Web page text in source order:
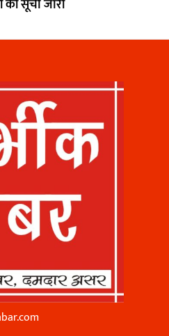
की सूची जारी